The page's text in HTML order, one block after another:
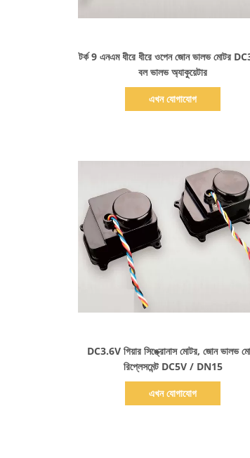
টর্ক 9 এনএম ধীরে ধীরে ওপেন জোন ভালভ মোটর
বল ভালভ অ্যাকুয়েটার
এখন যোগাযোগ
DC3.6V গিয়ার সিঙ্ক্রোনাস মোটর, জোন ভালভ
রিপ্লেসমেন্ট DC5V / DN15
এখন যোগাযোগ